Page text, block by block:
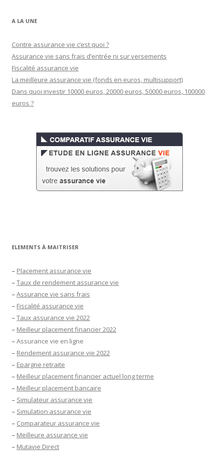
A LA UNE
Contre assurance vie c’est quoi ?
Assurance vie sans frais d’entrée ni sur versements
Fiscalité assurance vie
La meilleure assurance vie (fonds en euros, multisupport)
Dans quoi investir 10000 euros, 20000 euros, 50000 euros, 100000
euros ?
ELEMENTS À MAITRISER
– Placement assurance vie
– Taux de rendement assurance vie
– Assurance vie sans frais
– Fiscalité assurance vie
– Taux assurance vie 2022
– Meilleur placement financier 2022
– Assurance vie en ligne
– Rendement assurance vie 2022
– Epargne retraite
– Meilleur placement financier actuel long terme
– Meilleur placement bancaire
– Simulateur assurance vie
– Simulation assurance vie
– Comparateur assurance vie
– Meilleure assurance vie
– Mutavie Direct